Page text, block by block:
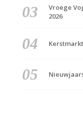
Vroege
2026